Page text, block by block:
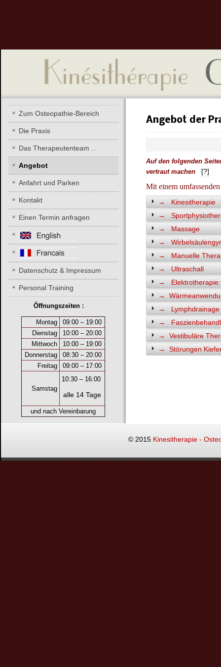
Angebot der
Auf den folgenden
vertraut machen
[?]
Mit einem
→ Kinesitherapie
→
→ Massage
→
→ Manuelle
→ Ultraschall
→ Elektrotherapie:
→
→ Lymphdrainage
→
→ Vestibuläre
→ Störungen
Zum Osteopathie-Bereich
Die Praxis
Das Therapeutenteam ..
Angebot
Anfahrt und Parken
Kontakt
Einen Termin anfragen
Datenschutz & Impressum
Personal Training
Öffnungszeiten :
Montag
09:00 – 19:00
Dienstag
10:00 – 20:00
Mittwoch
10:00 – 19:00
Donnerstag
08:30 – 20:00
Freitag
09:00 – 17:00
Samstag
10:30– 16:00
alle 14 Tage
und nach Vereinbarung
© 2015 Kinesitherapie -